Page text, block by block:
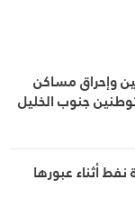
وإحراق مساكن
جنوب الخليل
نفط أثناء عبورها